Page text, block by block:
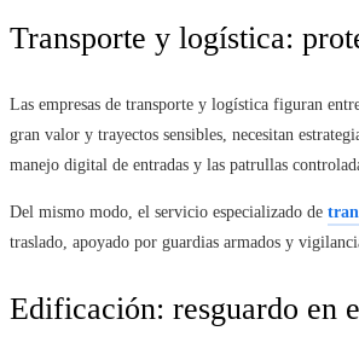
Transporte y logística:
Las empresas de transporte y logística figuran
gran valor y trayectos sensibles, necesitan
manejo digital de entradas y las patrullas
Del mismo modo, el servicio especializado de
traslado, apoyado por guardias armados y
Edificación: resguardo en